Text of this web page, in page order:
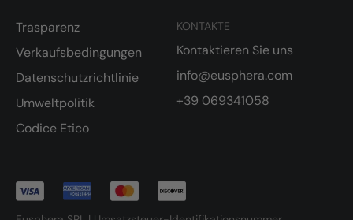
KONTAKTE
Kontaktieren Sie uns
info@eusphera.com
+39 069341058
Trasparenz
Verkaufsbedingungen
Datenschutzrichtlinie
Umweltpolitik
Codice Etico